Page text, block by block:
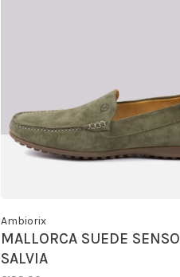
Ambiorix
MALLORCA SUEDE SENSO
SALVIA